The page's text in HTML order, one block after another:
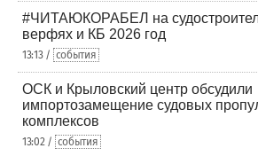
#ЧИТАЮКОРАБЕЛ на
верфях и КБ 2026 год
13:13 / события
ОСК и Крыловский центр обсудили
импортозамещение судовых
комплексов
13:02 / события